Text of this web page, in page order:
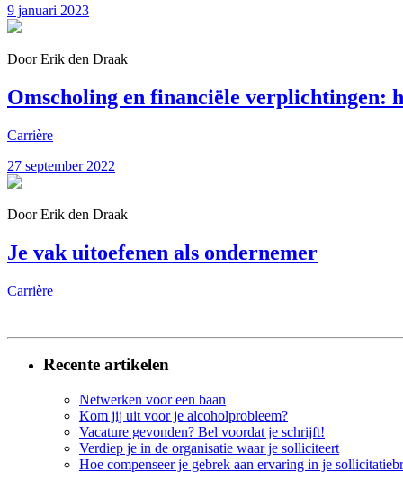
9 januari 2023
Door Erik den Draak
Omscholing en financiële verplichtingen:
Carrière
27 september 2022
Door Erik den Draak
Je vak uitoefenen als ondernemer
Carrière
Recente artikelen
Netwerken voor een baan
Kom jij uit voor je alcoholprobleem?
Vacature gevonden? Bel voordat je schrijft!
Verdiep je in de organisatie waar je solliciteert
Hoe compenseer je gebrek aan ervaring in je